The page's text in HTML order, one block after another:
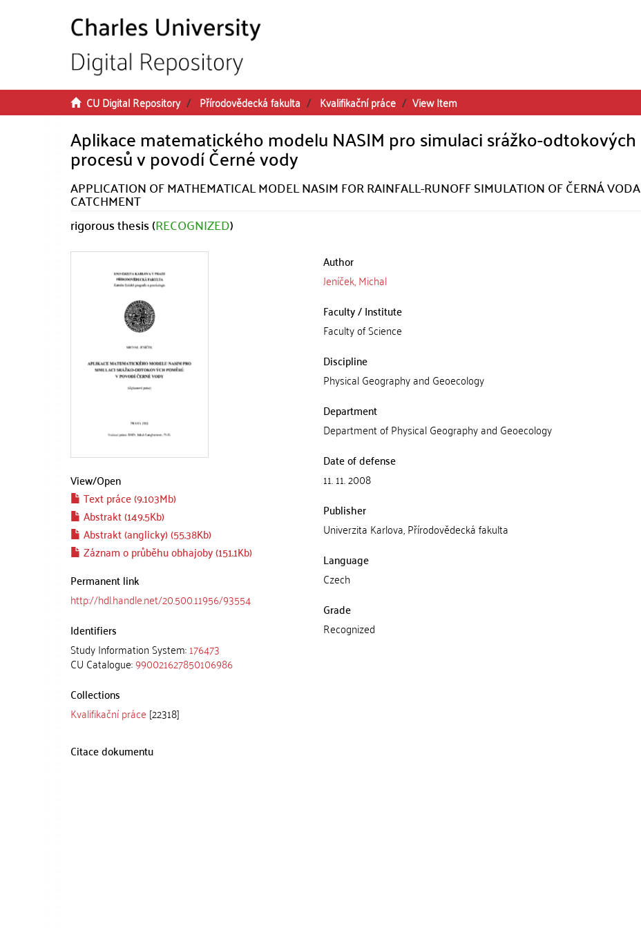
CU Digital Repository Přírodovědecká fakulta Kvalifikační práce View Item
Aplikace matematického modelu NASIM pro simulaci srážko-odtokových
procesů v povodí Černé vody
APPLICATION OF MATHEMATICAL MODEL NASIM FOR RAINFALL-RUNOFF SIMULATION OF ČERNÁ VODA
CATCHMENT
rigorous thesis (RECOGNIZED)
View/Open
Text práce (9.103Mb)
Abstrakt (149.5Kb)
Abstrakt (anglicky) (55.38Kb)
Záznam o průběhu obhajoby (151.1Kb)
Permanent link
http://hdl.handle.net/20.500.11956/93554
Identifiers
Study Information System:176473
CU Catalogue:990021627850106986
Collections
Kvalifikační práce [22318]
Author
Jeníček, Michal
Faculty / Institute
Faculty of Science
Discipline
Physical Geography and Geoecology
Department
Department of Physical Geography and Geoecology
Date of defense
11. 11. 2008
Publisher
Univerzita Karlova, Přírodovědecká fakulta
Language
Czech
Grade
Recognized
Citace dokumentu